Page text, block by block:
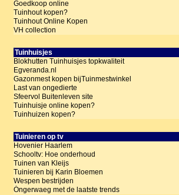
Goedkoop online
Tuinhout kopen?
Tuinhout Online Kopen
VH collection
Tuinhuisjes
Blokhutten Tuinhuisjes topkwaliteit
Egveranda.nl
Gazonmest kopen bijTuinmestwinkel
Last van ongedierte
Sfeervol Buitenleven site
Tuinhuisje online kopen?
Tuinhuizen kopen?
Tuinieren op tv
Hovenier Haarlem
Schooltv: Hoe onderhoud
Tuinen van Kleijs
Tuinieren bij Karin Bloemen
Wespen bestrijden
Óngerwaeg met de laatste trends